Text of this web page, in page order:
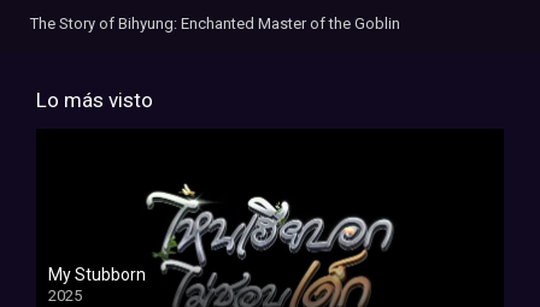
The Story of Bihyung: Enchanted Master of the Goblin
Lo más visto
My Stubborn
2025